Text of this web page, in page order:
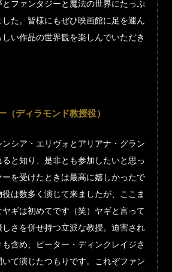
ファンタジーと魔法の世界にたっぷ
した。皆様にもぜひ映画館に足を運ん
い作品の世界観を楽しんでいただき
（ディラモンド教授役）
ンシア・エリヴォとアリアナ・グラン
と知り、是非とも参加したいと思っ
を受けたときは最高に嬉しかったで
は数多く演じて来ましたが、ここま
ギは初めてです（笑）ヤギと言って
さを併せ持つ立派な教授。迫害され
含め、ピーター・ディンクレイジさ
て演じたつもりです。これぞファン